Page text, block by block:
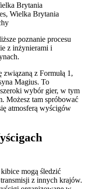
Brytania
Wielka Brytania
poznanie procesu
z inżynierami i
z Formułą 1,
Magius. To
wybór gier, w tym
Możesz tam spróbować
atmosferą wyścigów
mogą śledzić
z innych krajów.